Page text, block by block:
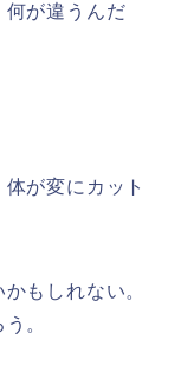
何が違うんだ
が変にカット
もしれない。
。